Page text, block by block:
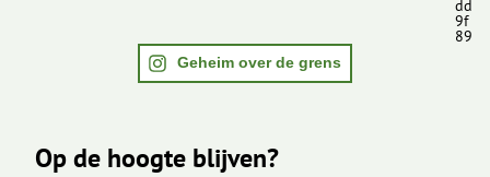
dd
9f
89
Geheim over de grens
Op de hoogte blijven?